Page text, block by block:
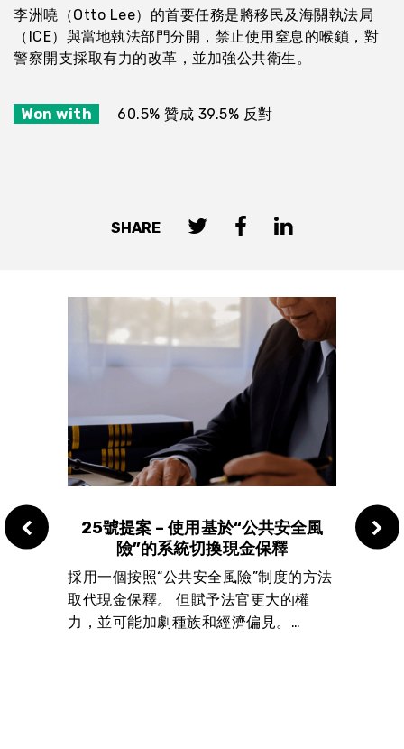
李洲曉（Otto Lee）的首要任務是將移民及海關執法局
（ICE）與當地執法部門分開，禁止使用窒息的喉鎖，對
警察開支採取有力的改革，並加強公共衛生。
Won with 60.5% 贊成 39.5% 反對
SHARE
25號提案 – 使用基於“公共安全風
險”的系統切換現金保釋
採用一個按照“公共安全風險”制度的方法
取代現金保釋。 但賦予法官更大的權
力，並可能加劇種族和經濟偏見。…
24